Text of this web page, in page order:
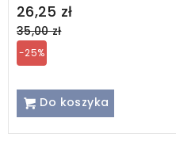
26,25 zł
Regular
price
35,00 zł
-25%
Do koszyka